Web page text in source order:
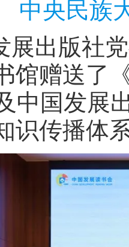
中央民族
展出版社
馆赠送了
中国发展
识传播体